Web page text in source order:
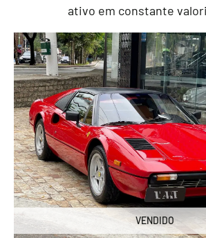
ativo em constante
VENDIDO